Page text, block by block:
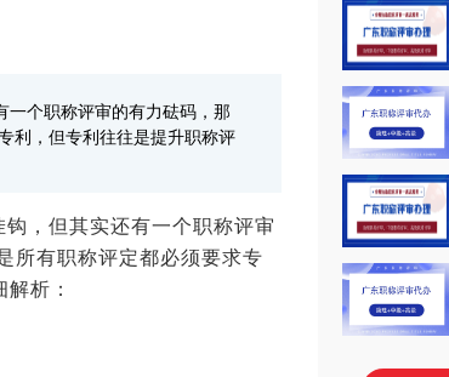
一个职称评审的有力砝码，那
利，但专利往往是提升职称评
，但其实还有一个职称评审
所有职称评定都必须要求专
析：